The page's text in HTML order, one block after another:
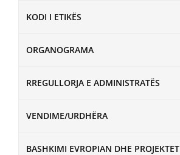
KODI I ETIKËS
ORGANOGRAMA
RREGULLORJA E ADMINISTRATËS
VENDIME/URDHËRA
BASHKIMI EVROPIAN DHE PROJEKTET